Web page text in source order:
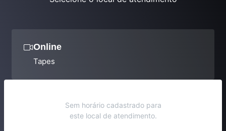
Online
Tapes
Sem horário cadastrado para
este local de atendimento.